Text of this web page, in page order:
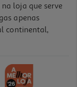
loja que serve
apenas
continental,